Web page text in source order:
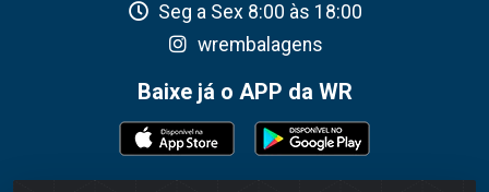
Seg a Sex 8:00 às 18:00
wrembalagens
Baixe já o APP da WR